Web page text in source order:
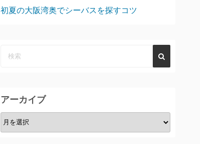
初夏の大阪湾奥でシーバスを探すコツ
アーカイブ
ア
ー